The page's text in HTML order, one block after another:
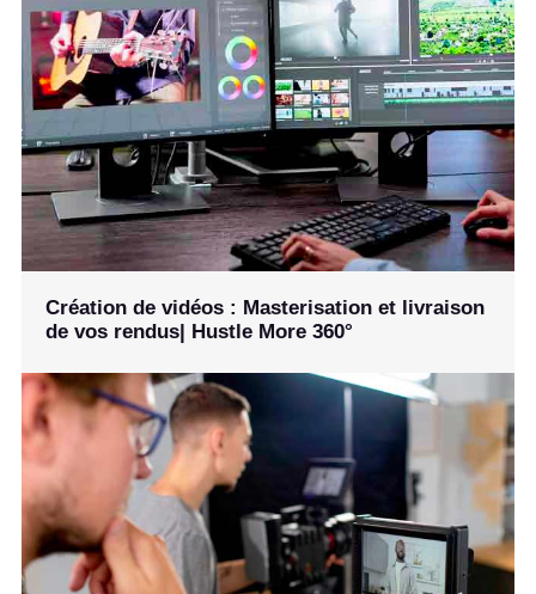
Création de vidéos : Masterisation et livraison
de vos rendus| Hustle More 360°